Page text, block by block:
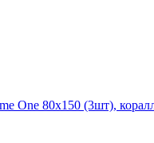
One 80х150 (3шт),